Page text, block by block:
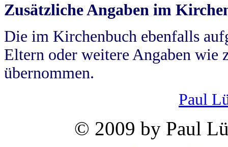
Zusätzliche Angaben im
Die im Kirchenbuch ebenfalls
Eltern oder weitere Angaben wie
übernommen.
Paul
© 2009 by Paul